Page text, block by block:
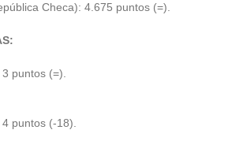
Checa): 4.675 puntos (=).
puntos (=).
puntos (-18).